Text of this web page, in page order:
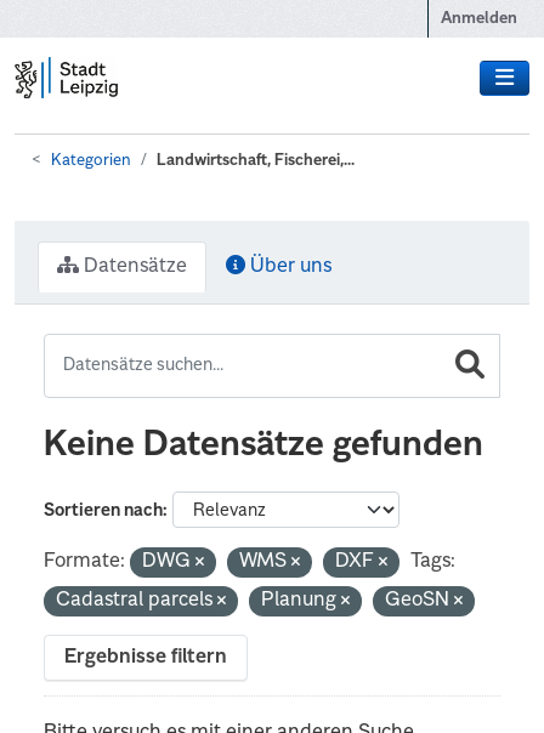
Anmelden
Kategorien Landwirtschaft, Fischerei,...
Datensätze Über uns
Keine Datensätze gefunden
Sortieren nach
Formate: DWG WMS DXF
Tags:
Cadastral parcels
Planung GeoSN
Ergebnisse filtern